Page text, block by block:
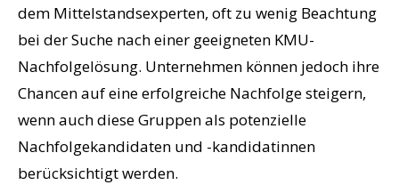
dem Mittelstandsexperten, oft zu wenig Beachtung
bei der Suche nach einer geeigneten KMU-
Nachfolgelösung. Unternehmen können jedoch ihre
Chancen auf eine erfolgreiche Nachfolge steigern,
wenn auch diese Gruppen als potenzielle
Nachfolgekandidaten und -kandidatinnen
berücksichtigt werden.